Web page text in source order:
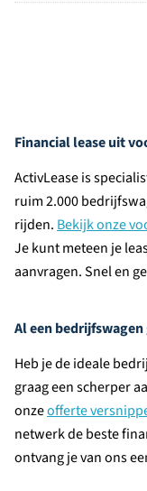
Financial lease uit
ActivLease is
ruim 2.000
rijden. Bekijk onze
Je kunt meteen je
aanvragen. Snel en
Al een
Heb je de ideale
graag een scherper
onzeofferte
netwerk de beste
ontvang je van ons